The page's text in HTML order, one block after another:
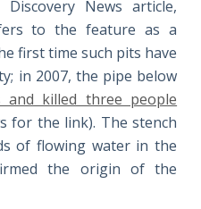
News article,
to the feature as a
first time such pits have
in 2007, the pipe below
and killed three people
for the link). The stench
of flowing water in the
the origin of the